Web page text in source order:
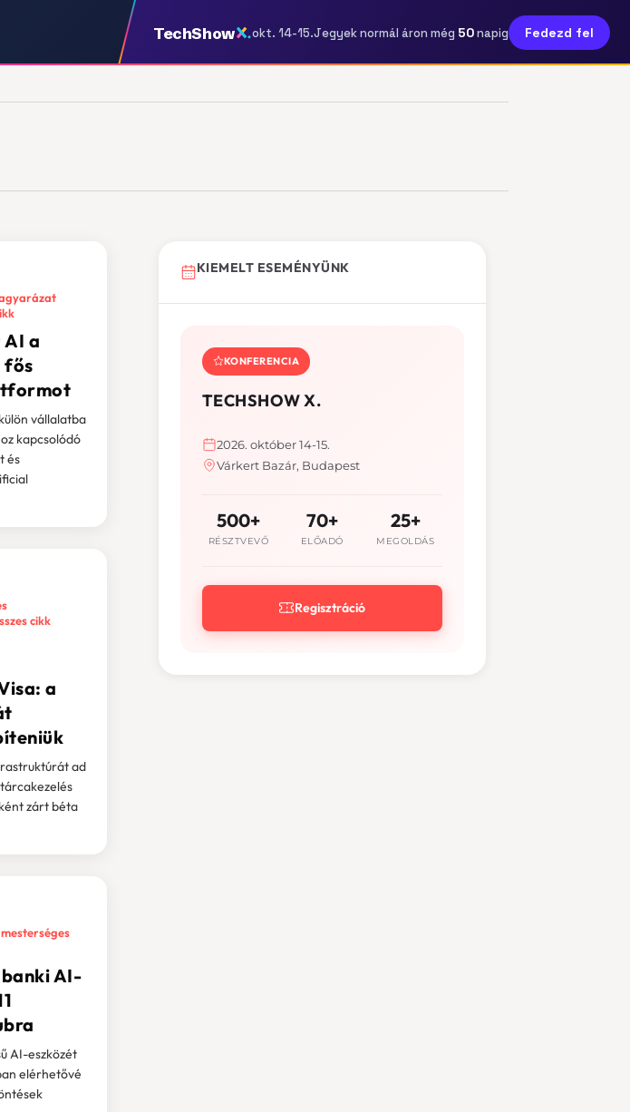
TechShow okt. 14-15.Jegyek normál áron még 50napig Fedezd fel
a
fős
vállalatba
kapcsolódó
és
a
cikk
ad
zárt béta
AI-
mesterséges
AI-eszközét
elérhetővé
KIEMELT ESEMÉNYÜNK
KONFERENCIA
TECHSHOW X.
2026. október 14-15.
Várkert Bazár, Budapest
500+
RÉSZTVEVŐ
70+
ELŐADÓ
25+
MEGOLDÁS
Regisztráció